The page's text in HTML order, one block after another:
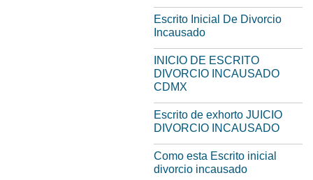
Escrito Inicial De Divorcio
Incausado
INICIO DE ESCRITO
DIVORCIO INCAUSADO
CDMX
Escrito de exhorto JUICIO
DIVORCIO INCAUSADO
Como esta Escrito inicial
divorcio incausado